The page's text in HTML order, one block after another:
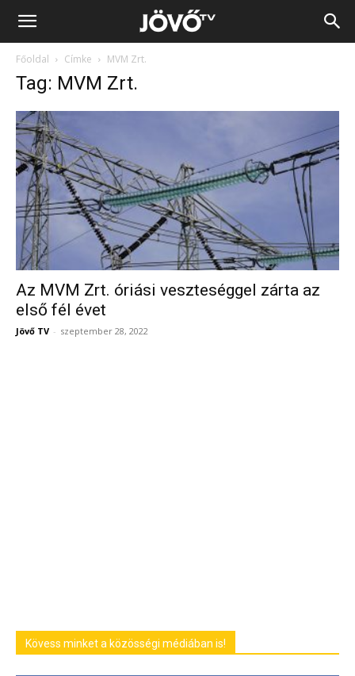
Jövő
Főoldal Címke MVM Zrt.
Tag: MVM Zrt.
Az MVM Zrt. óriási veszteséggel zárta az
első fél évet
Jövő TV - szeptember 28, 2022
Kövess minket a közösségi médiában is!